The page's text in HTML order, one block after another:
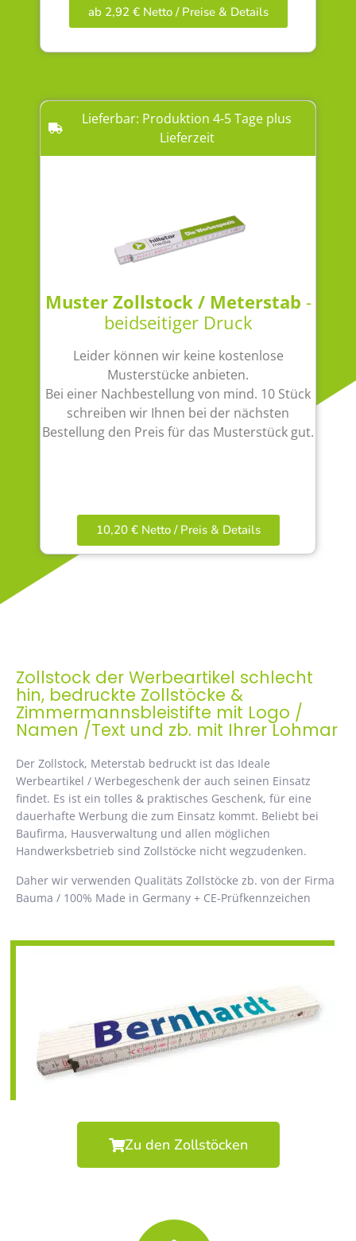
ab 2,92 € Netto / Preise & Details
Lieferbar: Produktion 4-5 Tage plus
Lieferzeit
Muster Zollstock / Meterstab -
beidseitiger Druck
Leider können wir keine kostenlose
Musterstücke anbieten.
Bei einer Nachbestellung von mind. 10 Stück
schreiben wir Ihnen bei der nächsten
Bestellung den Preis für das Musterstück gut.
10,20 € Netto / Preis & Details
Zollstock der Werbeartikel schlecht
hin, bedruckte Zollstöcke &
Zimmermannsbleistifte mit Logo /
Namen /Text und zb. mit Ihrer Lohmar
Der Zollstock, Meterstab bedruckt ist das Ideale
Werbeartikel / Werbegeschenk der auch seinen Einsatz
findet. Es ist ein tolles & praktisches Geschenk, für eine
dauerhafte Werbung die zum Einsatz kommt. Beliebt bei
Baufirma, Hausverwaltung und allen möglichen
Handwerksbetrieb sind Zollstöcke nicht wegzudenken.
Daher wir verwenden Qualitäts Zollstöcke zb. von der Firma
Bauma / 100% Made in Germany + CE-Prüfkennzeichen
Zu den Zollstöcken